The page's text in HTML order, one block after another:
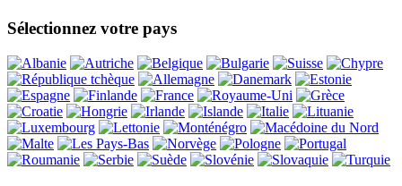
Sélectionnez votre pays